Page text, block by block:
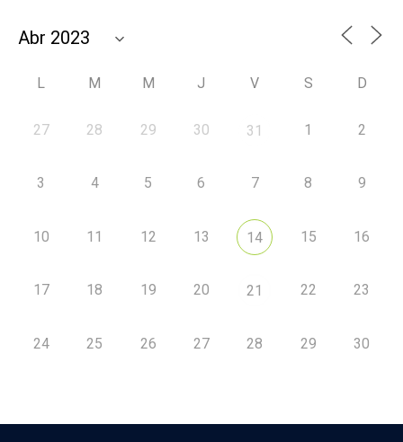
L M M J V S D
27 28 29 30 31 1 2
3 4 5 6 7 8 9
10 11 12 13 14 15 16
17 18 19 20 21 22 23
24 25 26 27 28 29 30